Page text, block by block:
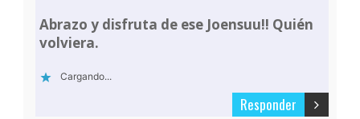
Abrazo y disfruta de ese Joensuu!! Quién
volviera.
Cargando...
Responder